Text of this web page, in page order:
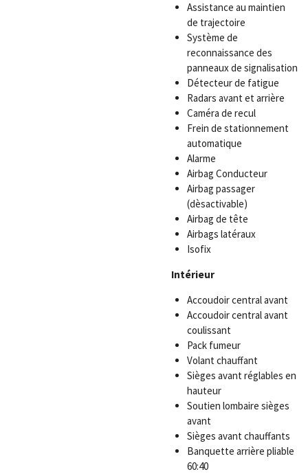
Assistance au maintien
de trajectoire
Système de
reconnaissance des
panneaux de signalisation
Détecteur de fatigue
Radars avant et arrière
Caméra de recul
Frein de stationnement
automatique
Alarme
Airbag Conducteur
Airbag passager
(dèsactivable)
Airbag de tête
Airbags latéraux
Isofix
Intérieur
Accoudoir central avant
Accoudoir central avant
coulissant
Pack fumeur
Volant chauffant
Sièges avant réglables en
hauteur
Soutien lombaire sièges
avant
Sièges avant chauffants
Banquette arrière pliable
60:40